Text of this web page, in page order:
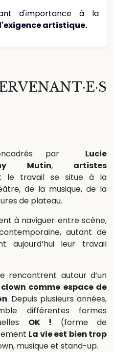
d'importance à la
l'exigence artistique.
par Lucie
Mutin, artistes
le travail se situe à la
de la musique, de la
de plateau.
à naviguer entre scène,
autant de
aujourd’hui leur travail
rencontrent autour d’un
comme espace de
. Depuis plusieurs années,
différentes formes
OK ! (forme de
La vie est bien trop
musique et stand-up.